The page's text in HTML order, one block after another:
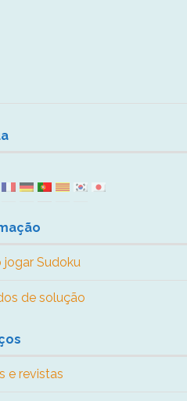
jogar Sudoku
de solução
e revistas